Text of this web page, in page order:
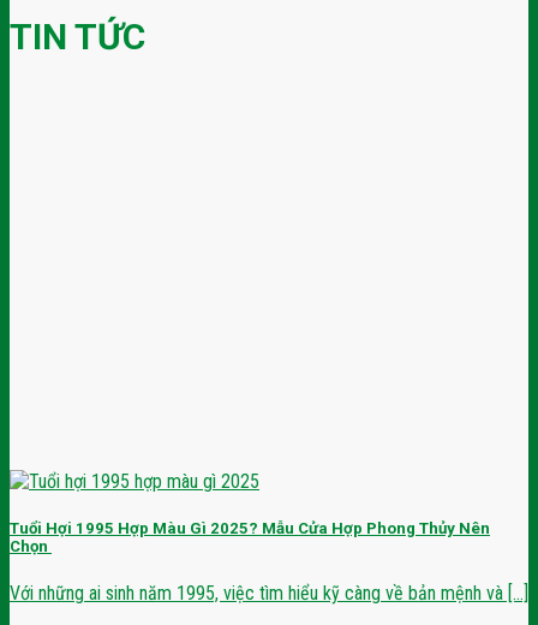
TIN TỨC
Tuổi Hợi 1995 Hợp Màu Gì 2025? Mẫu Cửa Hợp Phong Thủy Nên
Chọn
Với những ai sinh năm 1995, việc tìm hiểu kỹ càng về bản mệnh và [...]